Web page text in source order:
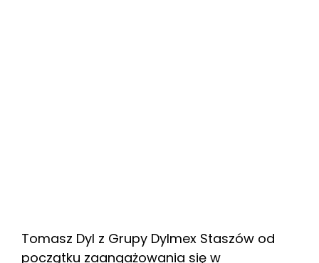
Tomasz Dyl z Grupy Dylmex Staszów od
początku zaangażowania się w